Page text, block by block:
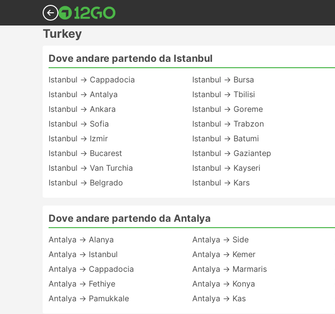
Turkey
Dove andare partendo da Istanbul
Istanbul → Cappadocia
Istanbul → Antalya
Istanbul → Ankara
Istanbul → Sofia
Istanbul → Izmir
Istanbul → Bucarest
Istanbul → Van Turchia
Istanbul → Belgrado
Istanbul → Bursa
Istanbul → Tbilisi
Istanbul → Goreme
Istanbul → Trabzon
Istanbul → Batumi
Istanbul → Gaziantep
Istanbul → Kayseri
Istanbul → Kars
Dove andare partendo da Antalya
Antalya → Alanya
Antalya → Istanbul
Antalya → Cappadocia
Antalya → Fethiye
Antalya → Pamukkale
Antalya → Side
Antalya → Kemer
Antalya → Marmaris
Antalya → Konya
Antalya → Kas